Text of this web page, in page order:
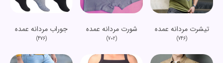
تیشرت مردانه عمده
(746)
شورت مردانه عمده
(702)
جوراب مردانه عمده
(476)